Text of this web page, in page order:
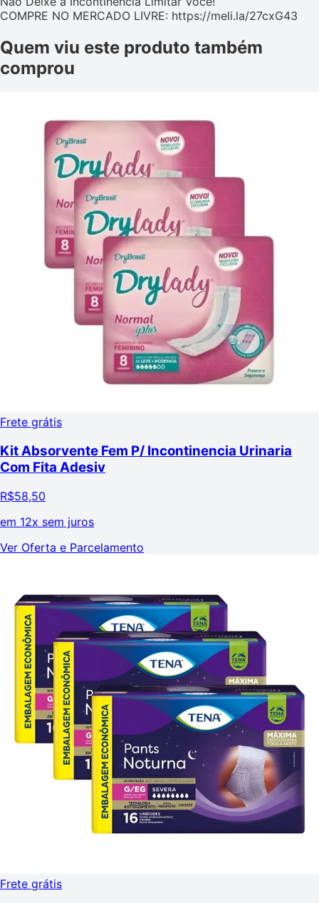
COMPRE NO MERCADO LIVRE: https://meli.la/27cxG43
Quem viu este produto também
comprou
Frete grátis
Kit Absorvente Fem P/ Incontinencia Urinaria
Com Fita Adesiv
R$58,50
em 12x sem juros
Ver Oferta e Parcelamento
Frete grátis